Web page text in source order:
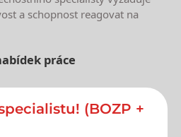
a schopnost reagovat na
práce
práce
(BOZP +